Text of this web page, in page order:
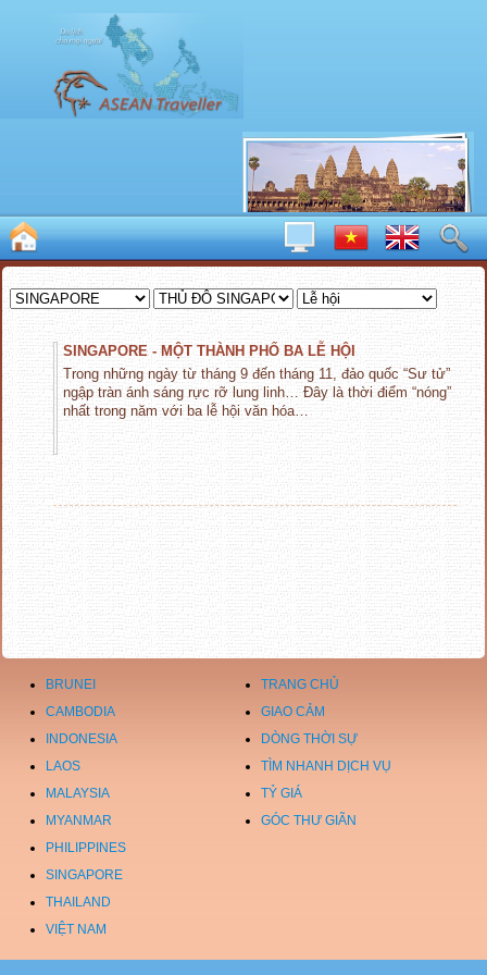
SINGAPORE - MỘT THÀNH PHỐ BA LỄ HỘI
Trong những ngày từ tháng 9 đến tháng 11, đảo quốc “Sư tử”
ngập tràn ánh sáng rực rỡ lung linh… Đây là thời điểm “nóng”
nhất trong năm với ba lễ hội văn hóa…
BRUNEI
TRANG CHỦ
CAMBODIA
GIAO CẢM
INDONESIA
DÒNG THỜI SỰ
LAOS
TÌM NHANH DỊCH VỤ
MALAYSIA
TỶ GIÁ
MYANMAR
GÓC THƯ GIÃN
PHILIPPINES
SINGAPORE
THAILAND
VIỆT NAM